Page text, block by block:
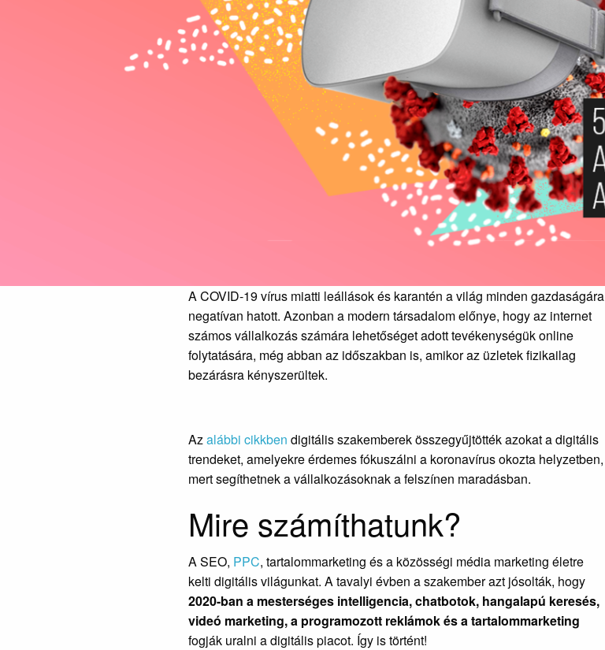
A COVID-19 vírus miatti leállások és karantén a világ minden gazdaságára
negatívan hatott. Azonban a modern társadalom előnye, hogy az internet
számos vállalkozás számára lehetőséget adott tevékenységük online
folytatására, még abban az időszakban is, amikor az üzletek fizikailag
bezárásra kényszerültek.
Azalábbi cikkben digitális szakemberek összegyűjtötték azokat a digitális
trendeket, amelyekre érdemes fókuszálni a koronavírus okozta helyzetben,
mert segíthetnek a vállalkozásoknak a felszínen maradásban.
Mire számíthatunk?
A SEO, PPC, tartalommarketing és a közösségi média marketing életre
kelti digitális világunkat. A tavalyi évben a szakember azt jósolták, hogy
2020-ban a mesterséges intelligencia, chatbotok, hangalapú keresés,
videó marketing, a programozott reklámok és a tartalommarketing
fogják uralni a digitális piacot. Így is történt!